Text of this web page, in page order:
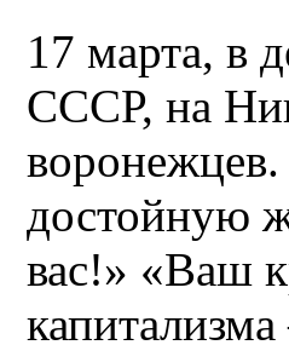
17 марта, в
СССР, на
достойную
вас!» «Ваш